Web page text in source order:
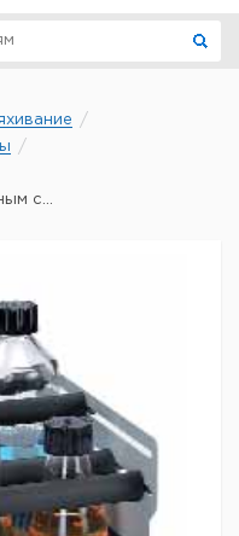
с...